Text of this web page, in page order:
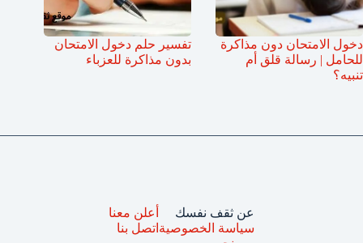
دخول الامتحان دون مذاكرة
للحامل | رسالة قلق أم
تنبيه؟
تفسير حلم دخول الامتحان
بدون مذاكرة للعزباء
عن ثقف نفسك
سياسة الخصوصية
أعلن معنا
اتصل بنا